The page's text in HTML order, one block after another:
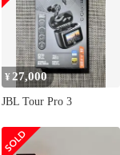
¥ 27,000
JBL Tour Pro 3